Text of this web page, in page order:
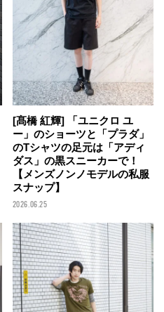
[髙橋 紅輝] 「ユニクロ ユ
ー」のショーツと「プラダ」
のTシャツの足元は「アディ
ダス」の黒スニーカーで！
【メンズノンノモデルの私服
スナップ】
2026.06.25